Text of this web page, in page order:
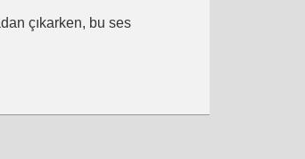
çıkarken, bu ses